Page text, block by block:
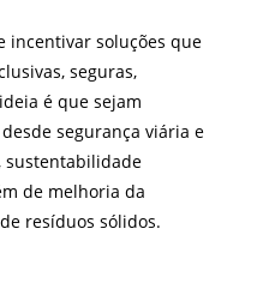
incentivar soluções que
seguras,
é que sejam
segurança viária e
sustentabilidade
de melhoria da
resíduos sólidos.